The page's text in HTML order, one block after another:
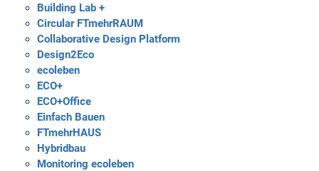
Building Lab +
Circular FTmehrRAUM
Collaborative Design Platform
Design2Eco
ecoleben
ECO+
ECO+Office
Einfach Bauen
FTmehrHAUS
Hybridbau
Monitoring ecoleben